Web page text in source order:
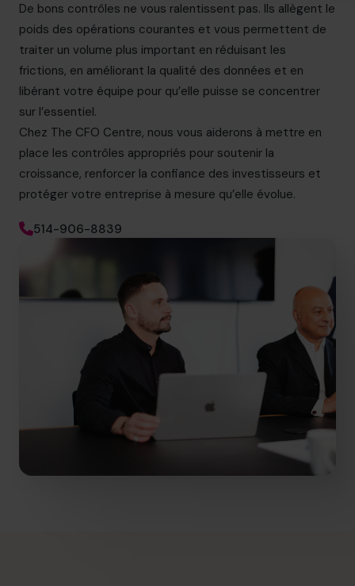
De bons contrôles ne vous ralentissent pas. Ils allègent le
poids des opérations courantes et vous permettent de
traiter un volume plus important en réduisant les
frictions, en améliorant la qualité des données et en
libérant votre équipe pour qu’elle puisse se concentrer
sur l’essentiel.
Chez The CFO Centre, nous vous aiderons à mettre en
place les contrôles appropriés pour soutenir la
croissance, renforcer la confiance des investisseurs et
protéger votre entreprise à mesure qu’elle évolue.
514-906-8839